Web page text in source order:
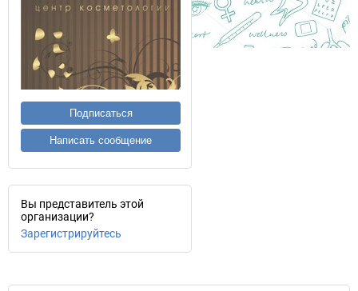
Подписаться
Написать сообщение
Вы представитель этой
организации?
Зарегистрируйтесь